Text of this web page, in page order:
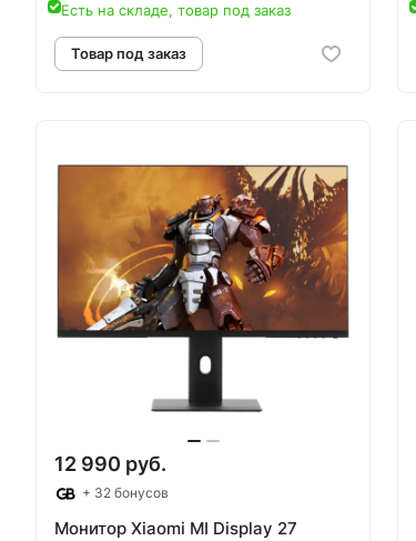
Есть на складе, товар под заказ
Товар под заказ
12 990 руб.
+ 32 бонусов
Монитор Xiaomi MI Display 27